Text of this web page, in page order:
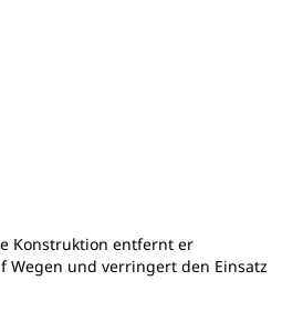
Konstruktion entfernt er
Wegen und verringert den Einsatz